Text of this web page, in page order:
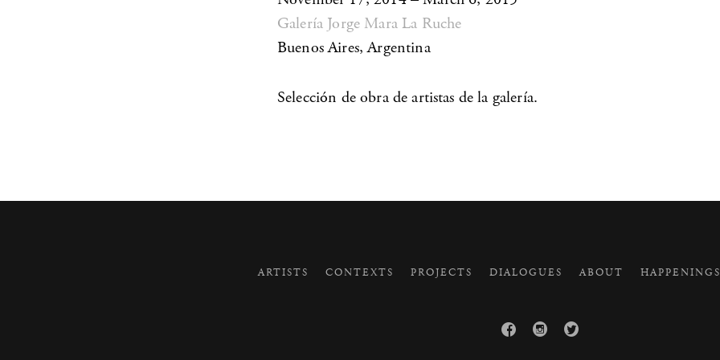
Galería Jorge Mara La Ruche
Buenos Aires, Argentina
Selección de obra de artistas de la galería.
ARTISTS CONTEXTS PROJECTS DIALOGUES ABOUT HAPPENINGS
  